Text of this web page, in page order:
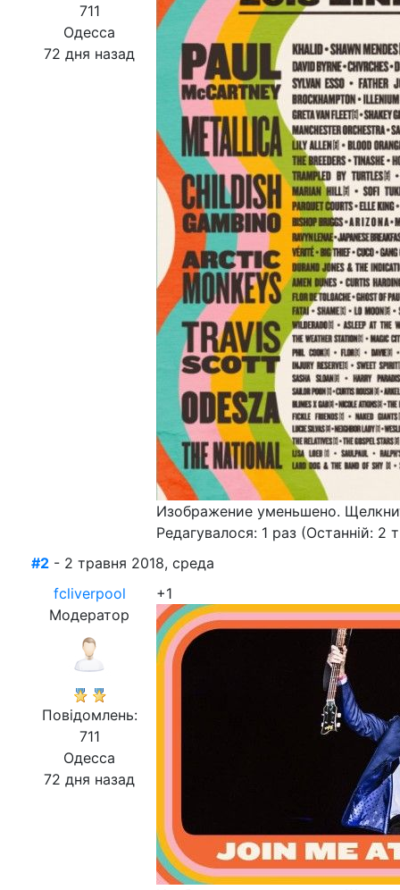
711
Одесса
72 дня назад
Изображение уменьшено.
Редагувалося: 1 раз (Останній: 2
#2 - 2 травня 2018, среда
fcliverpool
Модератор
Повідомлень:
711
Одесса
72 дня назад
+1